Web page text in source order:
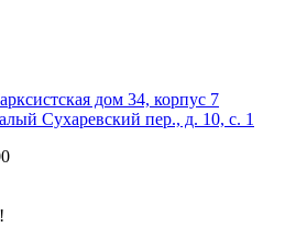
дом 34, корпус 7
Сухаревский пер., д. 10, с. 1